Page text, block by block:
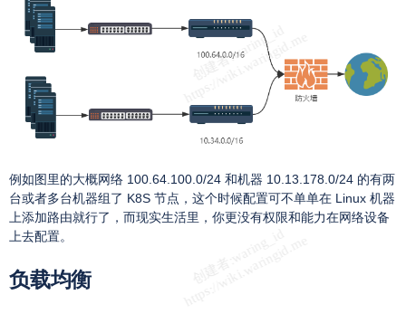
例如图里的大概网络 100.64.100.0/24 和机器 10.13.178.0/24 的有两
台或者多台机器组了 K8S 节点，这个时候配置可不单单在 Linux 机器
上添加路由就行了，而现实生活里，你更没有权限和能力在网络设备
上去配置。
负载均衡